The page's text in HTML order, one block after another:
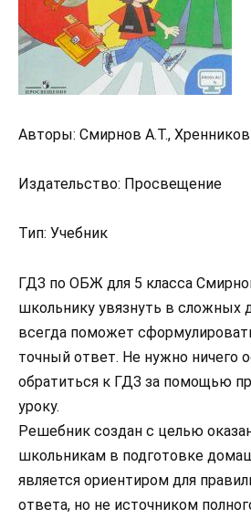
Авторы: Смирнов А.Т.,
Издательство: Просвещение
Тип: Учебник
ГДЗ по ОБЖ для 5 класса
школьнику увязнуть в сложных
всегда поможет
точный ответ. Не нужно ничего
обратиться к ГДЗ за помощью
уроку.
Решебник создан с целью
школьникам в подготовке
является ориентиром для
ответа, но не источником